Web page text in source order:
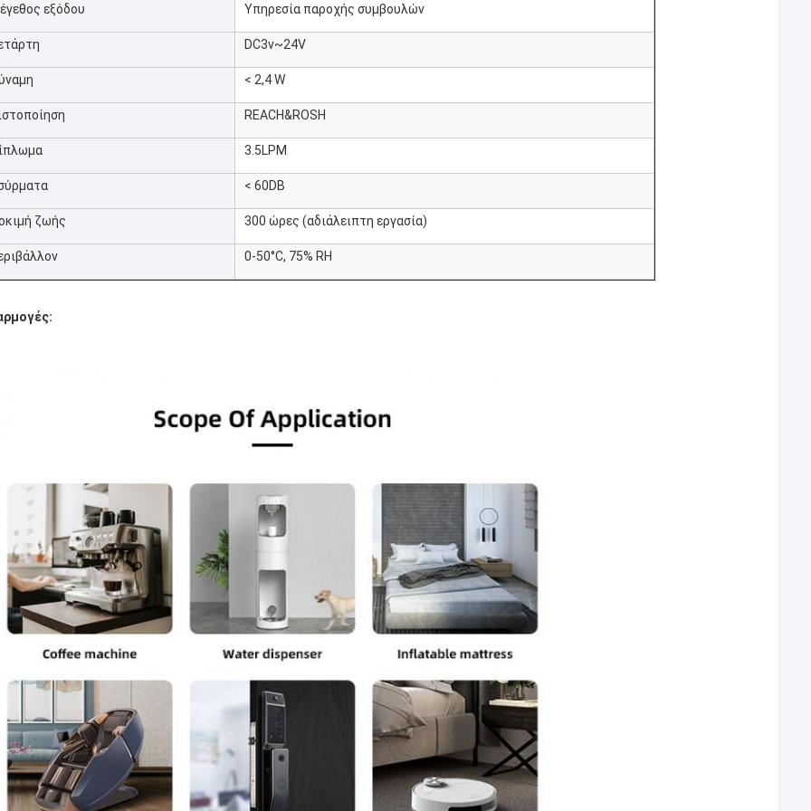
εξόδου Υπηρεσία παροχής συμβουλών
DC3v~24V
< 2,4 W
REACH&ROSH
3.5LPM
< 60DB
ζωής 300 ώρες (αδιάλειπτη εργασία)
0-50°C, 75% RH